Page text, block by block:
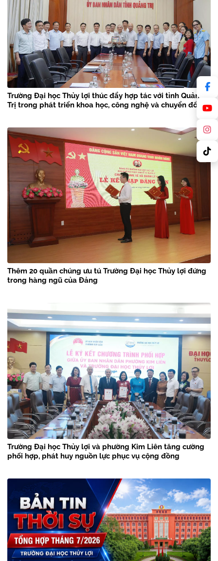
Trường Đại học Thủy lợi thúc đẩy hợp tác với tỉnh Quảng
Trị trong phát triển khoa học, công nghệ và chuyển đổi số
Thêm 20 quần chúng ưu tú Trường Đại học Thủy lợi đứng
trong hàng ngũ của Đảng
Trường Đại học Thủy lợi và phường Kim Liên tăng cường
phối hợp, phát huy nguồn lực phục vụ cộng đồng